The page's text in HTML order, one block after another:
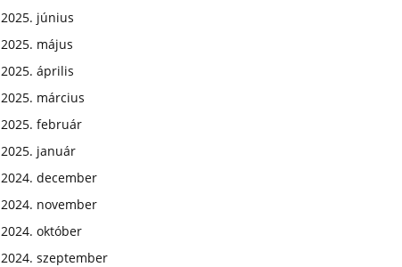
2025. június
2025. május
2025. április
2025. március
2025. február
2025. január
2024. december
2024. november
2024. október
2024. szeptember